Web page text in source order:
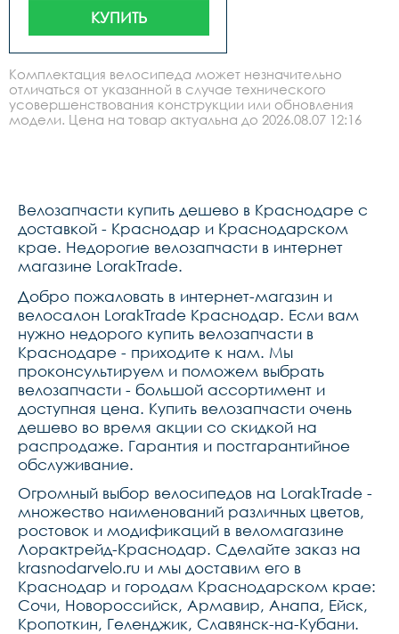
КУПИТЬ
Комплектация велосипеда может незначительно
отличаться от указанной в случае технического
усовершенствования конструкции или обновления
модели. Цена на товар актуальна до 2026.08.07 12:16
Велозапчасти купить дешево в Краснодаре с
доставкой - Краснодар и Краснодарском
крае. Недорогие велозапчасти в интернет
магазине LorakTrade.
Добро пожаловать в интернет-магазин и
велосалон LorakTrade Краснодар. Если вам
нужно недорого купить велозапчасти в
Краснодаре - приходите к нам. Мы
проконсультируем и поможем выбрать
велозапчасти - большой ассортимент и
доступная цена. Купить велозапчасти очень
дешево во время акции со скидкой на
распродаже. Гарантия и постгарантийное
обслуживание.
Огромный выбор велосипедов на LorakTrade -
множество наименований различных цветов,
ростовок и модификаций в веломагазине
Лорактрейд-Краснодар. Сделайте заказ на
krasnodarvelo.ru и мы доставим его в
Краснодар и городам Краснодарском крае:
Сочи, Новороссийск, Армавир, Анапа, Ейск,
Кропоткин, Геленджик, Славянск-на-Кубани.